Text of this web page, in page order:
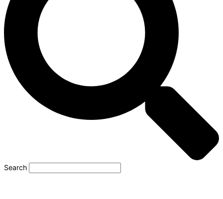
Search